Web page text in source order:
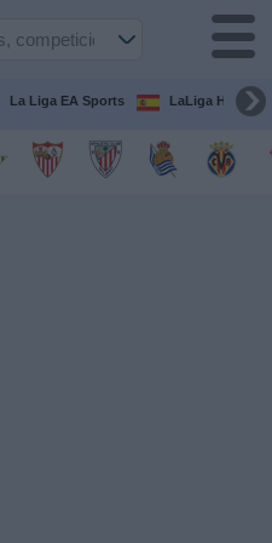
La Liga EA Sports LaLiga